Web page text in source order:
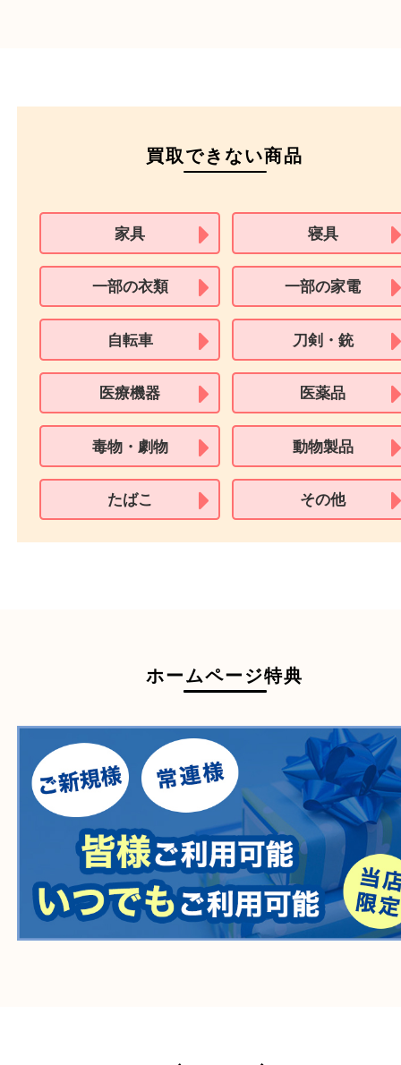
本人 確認書類
特別永住者証明書 パスポート
（日本政府発行のも
住民基本台帳カード
用できません。
※身分証明書の住所に相違がある場合、ご本人様名義の現住所が確認
必要となります。
※18歳未満のお客様からの買取はいたしません。
家具 寝具
一部の衣類 一部の家電
自転車 刀剣・銃
医療機器 医薬品